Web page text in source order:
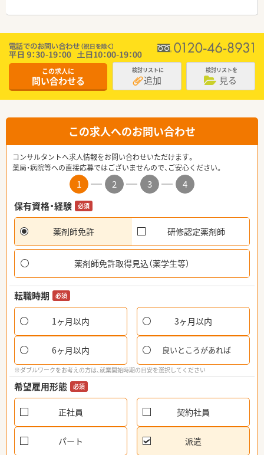
この求人に
問い合わせる
検討リストに
追加
検討リストを
見る
この求人へのお問い合わせ
コンサルタントへ求人情報をお問い合わせいただけます。
薬局・病院等への直接応募ではございませんので、ご安心ください。
1 2 3
4
保有資格・経験
必須
薬剤師免許 研修認定薬剤師
薬剤師免許取得見込（薬学生等）
転職時期 必須
1ヶ月以内 3ヶ月以内
6ヶ月以内 良いところがあれば
※ダブルワークをお考えの方は、就業開始時期の目安を選択してください
希望雇用形態 必須
正社員 契約社員
パート 派遣